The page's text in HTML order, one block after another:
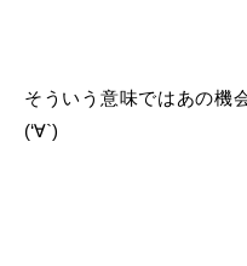
そういう意味ではあの機
(‘∀`)